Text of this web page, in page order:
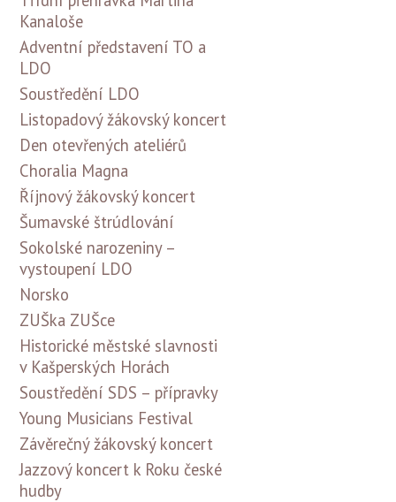
Kanaloše
Adventní představení TO a
LDO
Soustředění LDO
Listopadový žákovský koncert
Den otevřených ateliérů
Choralia Magna
Říjnový žákovský koncert
Šumavské štrúdlování
Sokolské narozeniny –
vystoupení LDO
Norsko
ZUŠka ZUŠce
Historické městské slavnosti
v Kašperských Horách
Soustředění SDS – přípravky
Young Musicians Festival
Závěrečný žákovský koncert
Jazzový koncert k Roku české
hudby